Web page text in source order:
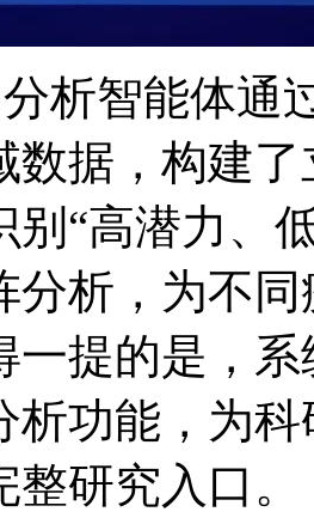
析智能体通
据，构
“高潜力、
析，为
提的是
功能，
研究入口。